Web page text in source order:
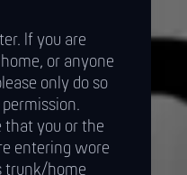
If you are
or anyone
only do so
that you or the
entering wore
trunk/home